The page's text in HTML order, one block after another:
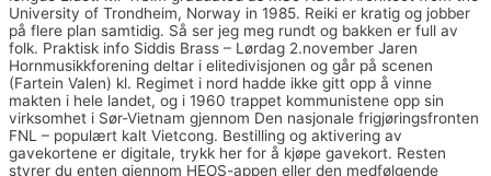
University of Trondheim, Norway in 1985. Reiki er kratig og jobber
på flere plan samtidig. Så ser jeg meg rundt og bakken er full av
folk. Praktisk info Siddis Brass – Lørdag 2.november Jaren
Hornmusikkforening deltar i elitedivisjonen og går på scenen
(Fartein Valen) kl. Regimet i nord hadde ikke gitt opp å vinne
makten i hele landet, og i 1960 trappet kommunistene opp sin
virksomhet i Sør-Vietnam gjennom Den nasjonale frigjøringsfronten
FNL – populært kalt Vietcong. Bestilling og aktivering av
gavekortene er digitale, trykk her for å kjøpe gavekort. Resten
styrer du enten gjennom HEOS-appen eller den medfølgende